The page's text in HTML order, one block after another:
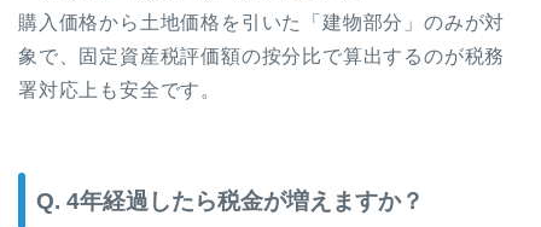
購入価格から土地価格を引いた「建物部分」のみが対
象で、固定資産税評価額の按分比で算出するのが税務
署対応上も安全です。
Q. 4年経過したら税金が増えますか？